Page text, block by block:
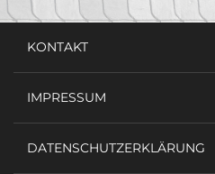
KONTAKT
IMPRESSUM
DATENSCHUTZERKLÄRUNG